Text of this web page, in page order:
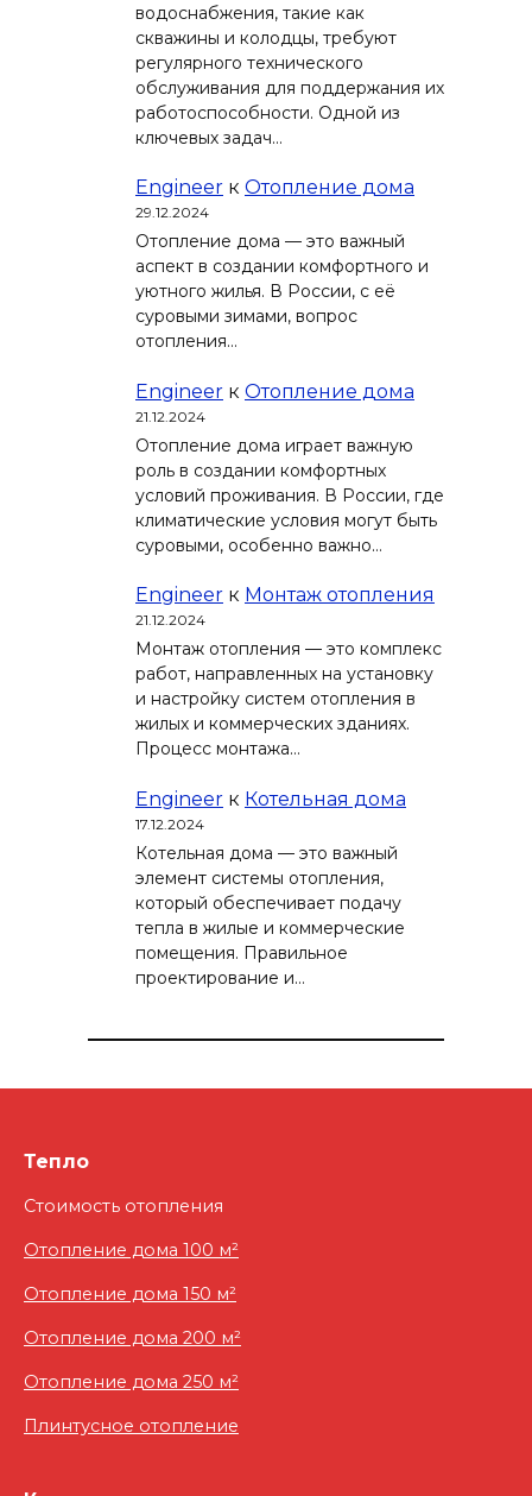
водоснабжения, такие как
скважины и колодцы, требуют
регулярного технического
обслуживания для поддержания их
работоспособности. Одной из
ключевых задач…
Engineer к Отопление дома
29.12.2024
Отопление дома — это важный
аспект в создании комфортного и
уютного жилья. В России, с её
суровыми зимами, вопрос
отопления…
Engineer к Отопление дома
21.12.2024
Отопление дома играет важную
роль в создании комфортных
условий проживания. В России, где
климатические условия могут быть
суровыми, особенно важно…
Engineer к Монтаж отопления
21.12.2024
Монтаж отопления — это комплекс
работ, направленных на установку
и настройку систем отопления в
жилых и коммерческих зданиях.
Процесс монтажа…
Engineer к Котельная дома
17.12.2024
Котельная дома — это важный
элемент системы отопления,
который обеспечивает подачу
тепла в жилые и коммерческие
помещения. Правильное
проектирование и…
Тепло
Стоимость отопления
Отопление дома 100 м²
Отопление дома 150 м²
Отопление дома 200 м²
Отопление дома 250 м²
Плинтусное отопление